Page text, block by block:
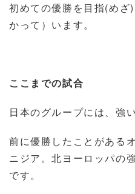
初めての優勝を目指(めざ)
かって）います。
ここまでの試合
日本のグループには、強
前に優勝したことがある
ニジア。北ヨーロッパの
です。